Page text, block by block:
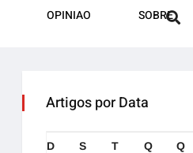
OPINIAO SOBRE
Artigos por Data
D S T Q Q